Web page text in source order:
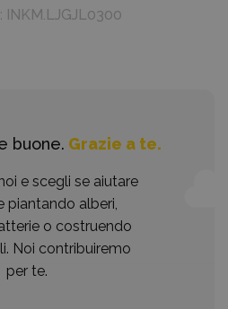
INKM.LJGJL0300
buone. Grazie a te.
e scegli se aiutare
piantando alberi,
o costruendo
Noi contribuiremo
per te.